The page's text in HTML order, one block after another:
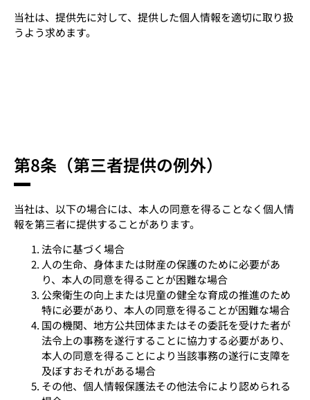
当社は、提供先に対して、提供した個人情報を適切に取り扱
うよう求めます。
第8条（第三者提供の例外）
当社は、以下の場合には、本人の同意を得ることなく個人情
報を第三者に提供することがあります。
法令に基づく場合
人の生命、身体または財産の保護のために必要があ
り、本人の同意を得ることが困難な場合
公衆衛生の向上または児童の健全な育成の推進のため
特に必要があり、本人の同意を得ることが困難な場合
国の機関、地方公共団体またはその委託を受けた者が
法令上の事務を遂行することに協力する必要があり、
本人の同意を得ることにより当該事務の遂行に支障を
及ぼすおそれがある場合
その他、個人情報保護法その他法令により認められる